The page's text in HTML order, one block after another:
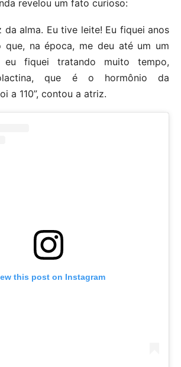
revelou um fato curioso:
da alma. Eu tive leite! Eu fiquei anos
que, na época, me deu até um um
eu fiquei tratando muito tempo,
que é o hormônio da
a 110”, contou a atriz.
this post on Instagram